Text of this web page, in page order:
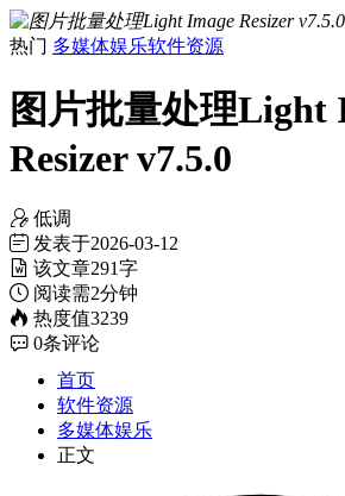
热门 多媒体娱乐软件资源
图片批量处理Light
Resizer v7.5.0
低调
发表于2026-03-12
该文章291字
阅读需2分钟
热度值3239
0条评论
首页
软件资源
多媒体娱乐
正文